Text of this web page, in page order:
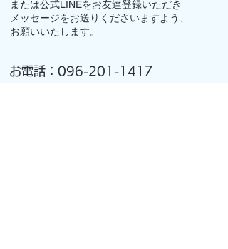
または公式LINEをお友達登録いただき
メッセージをお送りくださいますよう、
お願いいたします。​
お電話：096-201-1417​